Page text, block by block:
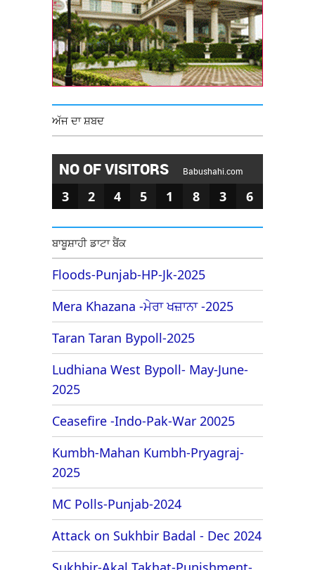
ਅੱਜ ਦਾ ਸ਼ਬਦ
NO OF VISITORS Babushahi.com
3 2 4 5 1 8 3 6
ਬਾਬੂਸ਼ਾਹੀ ਡਾਟਾ ਬੈਂਕ
Floods-Punjab-HP-Jk-2025
Mera Khazana -ਮੇਰਾ ਖਜ਼ਾਨਾ -2025
Taran Taran Bypoll-2025
Ludhiana West Bypoll- May-June-
2025
Ceasefire -Indo-Pak-War 20025
Kumbh-Mahan Kumbh-Pryagraj-
2025
MC Polls-Punjab-2024
Attack on Sukhbir Badal - Dec 2024